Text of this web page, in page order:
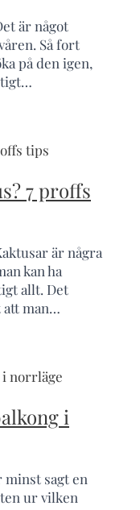
är något
Så fort
på den igen,
7 proffs
är några
kan ha
allt. Det
att man…
i
minst sagt en
ur vilken